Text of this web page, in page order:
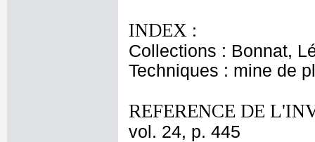
INDEX :
Collections : Bonnat,
Techniques : mine de
REFERENCE DE
vol. 24, p. 445